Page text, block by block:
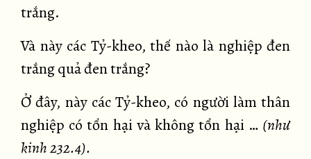
trắng.
Và này các Tỷ-kheo, thế nào là nghiệp đen
trắng quả đen trắng?
Ở đây, này các Tỷ-kheo, có người làm thân
nghiệp có tổn hại và không tổn hại … (như
kinh 232.4).